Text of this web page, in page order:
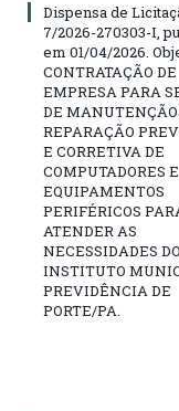
Dispensa de
7/2026-270303-I,
em 01/04/2026.
CONTRATAÇÃO DE
EMPRESA PARA
DE MANUTENÇÃO
REPARAÇÃO
E CORRETIVA DE
COMPUTADORES E
EQUIPAMENTOS
PERIFÉRICOS
ATENDER AS
NECESSIDADES DO
INSTITUTO
PREVIDÊNCIA DE
PORTE/PA.